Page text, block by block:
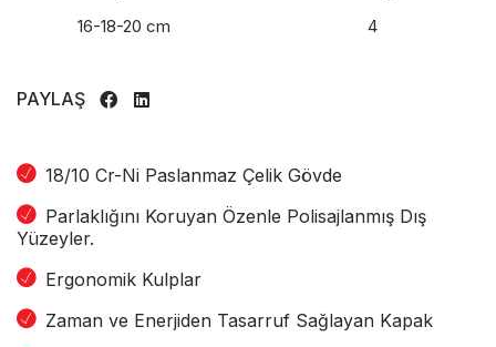
16-18-20 cm
4
PAYLAŞ
18/10 Cr-Ni Paslanmaz Çelik Gövde
Parlaklığını Koruyan Özenle Polisajlanmış Dış
Yüzeyler.
Ergonomik Kulplar
Zaman ve Enerjiden Tasarruf Sağlayan Kapak